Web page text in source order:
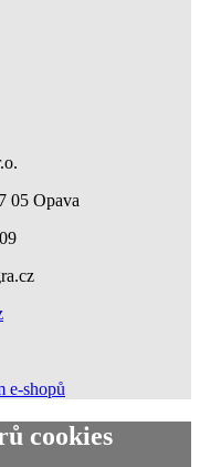
05 Opava
e-shopů
cookies